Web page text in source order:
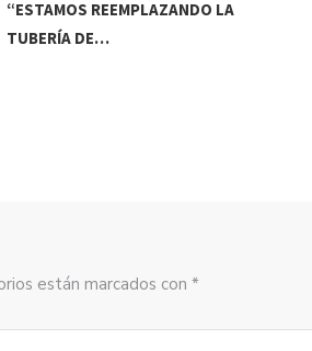
“ESTAMOS REEMPLAZANDO LA
TUBERÍA DE…
están marcados con *